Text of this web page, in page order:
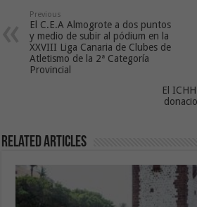
Previous
El C.E.A Almogrote a dos puntos
y medio de subir al pódium en la
XXVIII Liga Canaria de Clubes de
Atletismo de la 2ª Categoría
Provincial
El
Related Articles